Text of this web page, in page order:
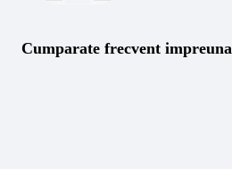
Honey
Cumparate frecvent impreuna